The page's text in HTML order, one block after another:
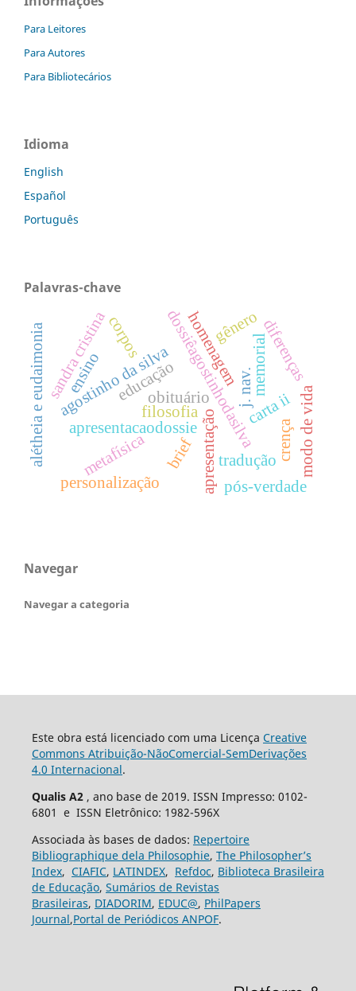
Para Leitores
Para Autores
Para Bibliotecários
Idioma
English
Español
Português
Palavras-chave
apresentação
dossiêagostinhodasilva
apresentacaodossie
tradução
brief
j. nav.
agostinho da silva carta ii
sandra cristina obituário
homenagemmemorialdiferenças
corpos
alétheia e eudaimonia filosofia
metafísica modo de vida
educação
personalização pós-verdade
crença
gênero
ensino
Navegar
Navegar a categoria
Este obra está licenciado com uma Licença Creative
Commons Atribuição-NãoComercial-SemDerivações
4.0 Internacional.
Qualis A2 , ano base de 2019. ISSN Impresso: 0102-
6801 e ISSN Eletrônico: 1982-596X
Associada às bases de dados: Repertoire
Bibliographique dela Philosophie, The Philosopher’s
Index, CIAFIC, LATINDEX, Refdoc, Biblioteca Brasileira
de Educação, Sumários de Revistas
Brasileiras, DIADORIM, EDUC@, PhilPapers
Journal,Portal de Periódicos ANPOF.